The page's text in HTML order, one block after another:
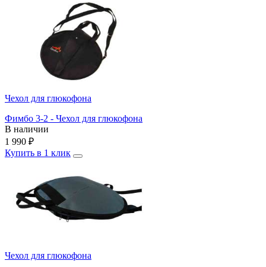
Чехол для глюкофона
Фимбо 3-2 - Чехол для глюкофона
В наличии
1 990 ₽
Купить в 1 клик
Чехол для глюкофона